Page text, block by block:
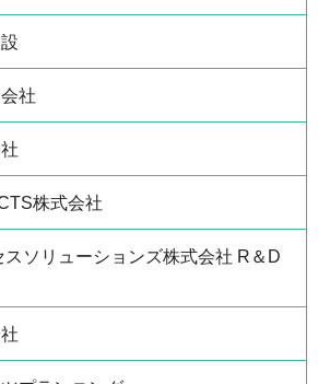
社
株式会社
スソリューションズ株式会社 R＆D